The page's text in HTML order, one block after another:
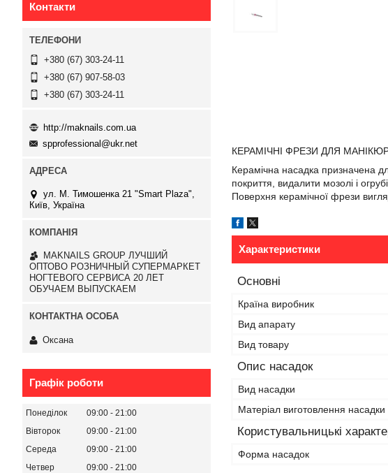
КЕРАМІЧНІ ФРЕЗИ ДЛЯ
Керамічна насадка призначена
покриття, видалити мозолі і
Поверхня керамічної фрези
Характеристики
Основні
Країна виробник
Вид апарату
Вид товару
Опис насадок
Вид насадки
Матеріал виготовлення насадки
Користувальницькі
Форма насадок
Контакти
+380 (67) 303-24-11
+380 (67) 907-58-03
+380 (67) 303-24-11
http://maknails.com.ua
spprofessional@ukr.net
ул. М. Тимошенка 21 "Smart Plaza",
Київ, Україна
MAKNAILS GROUP ЛУЧШИЙ
ОПТОВО РОЗНИЧНЫЙ СУПЕРМАРКЕТ
НОГТЕВОГО СЕРВИСА 20 ЛЕТ
ОБУЧАЕМ ВЫПУСКАЕМ
Оксана
Графік роботи
Понеділок 09:00
21:00
Вівторок
09:00
21:00
Середа
09:00
21:00
Четвер
09:00
21:00